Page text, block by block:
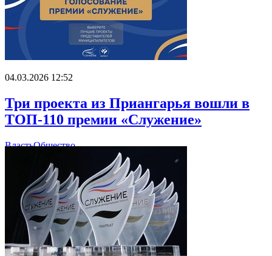
04.03.2026 12:52
Три проекта из Приангарья вошли в
ТОП-110 премии «Служение»
ВластьОбщество